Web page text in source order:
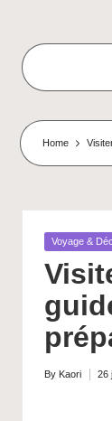
content
K
a
n
M
a
s
t
e
r
Home
Posted
Voyage &
Posted
By Kaori 26